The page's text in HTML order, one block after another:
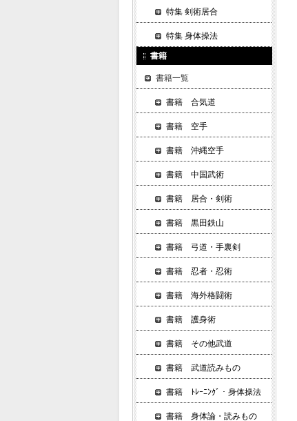
特集 剣術居合
特集 身体操法
書籍
書籍一覧
書籍 合気道
書籍 空手
書籍 沖縄空手
書籍 中国武術
書籍 居合・剣術
書籍 黒田鉄山
書籍 弓道・手裏剣
書籍 忍者・忍術
書籍 海外格闘術
書籍 護身術
書籍 その他武道
書籍 武道読みもの
書籍 ﾄﾚｰﾆﾝｸﾞ・身体操法
書籍 身体論・読みもの